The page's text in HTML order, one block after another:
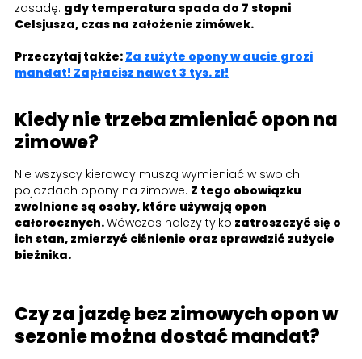
zasadę: gdy temperatura spada do 7 stopni
Celsjusza, czas na założenie zimówek.
Przeczytaj także: Za zużyte opony w aucie grozi
mandat! Zapłacisz nawet 3 tys. zł!
Kiedy nie trzeba zmieniać opon na
zimowe?
Nie wszyscy kierowcy muszą wymieniać w swoich
pojazdach opony na zimowe. Z tego obowiązku
zwolnione są osoby, które używają opon
całorocznych.Wówczas należy tylko zatroszczyć się o
ich stan, zmierzyć ciśnienie oraz sprawdzić zużycie
bieżnika.
Czy za jazdę bez zimowych opon w
sezonie można dostać mandat?